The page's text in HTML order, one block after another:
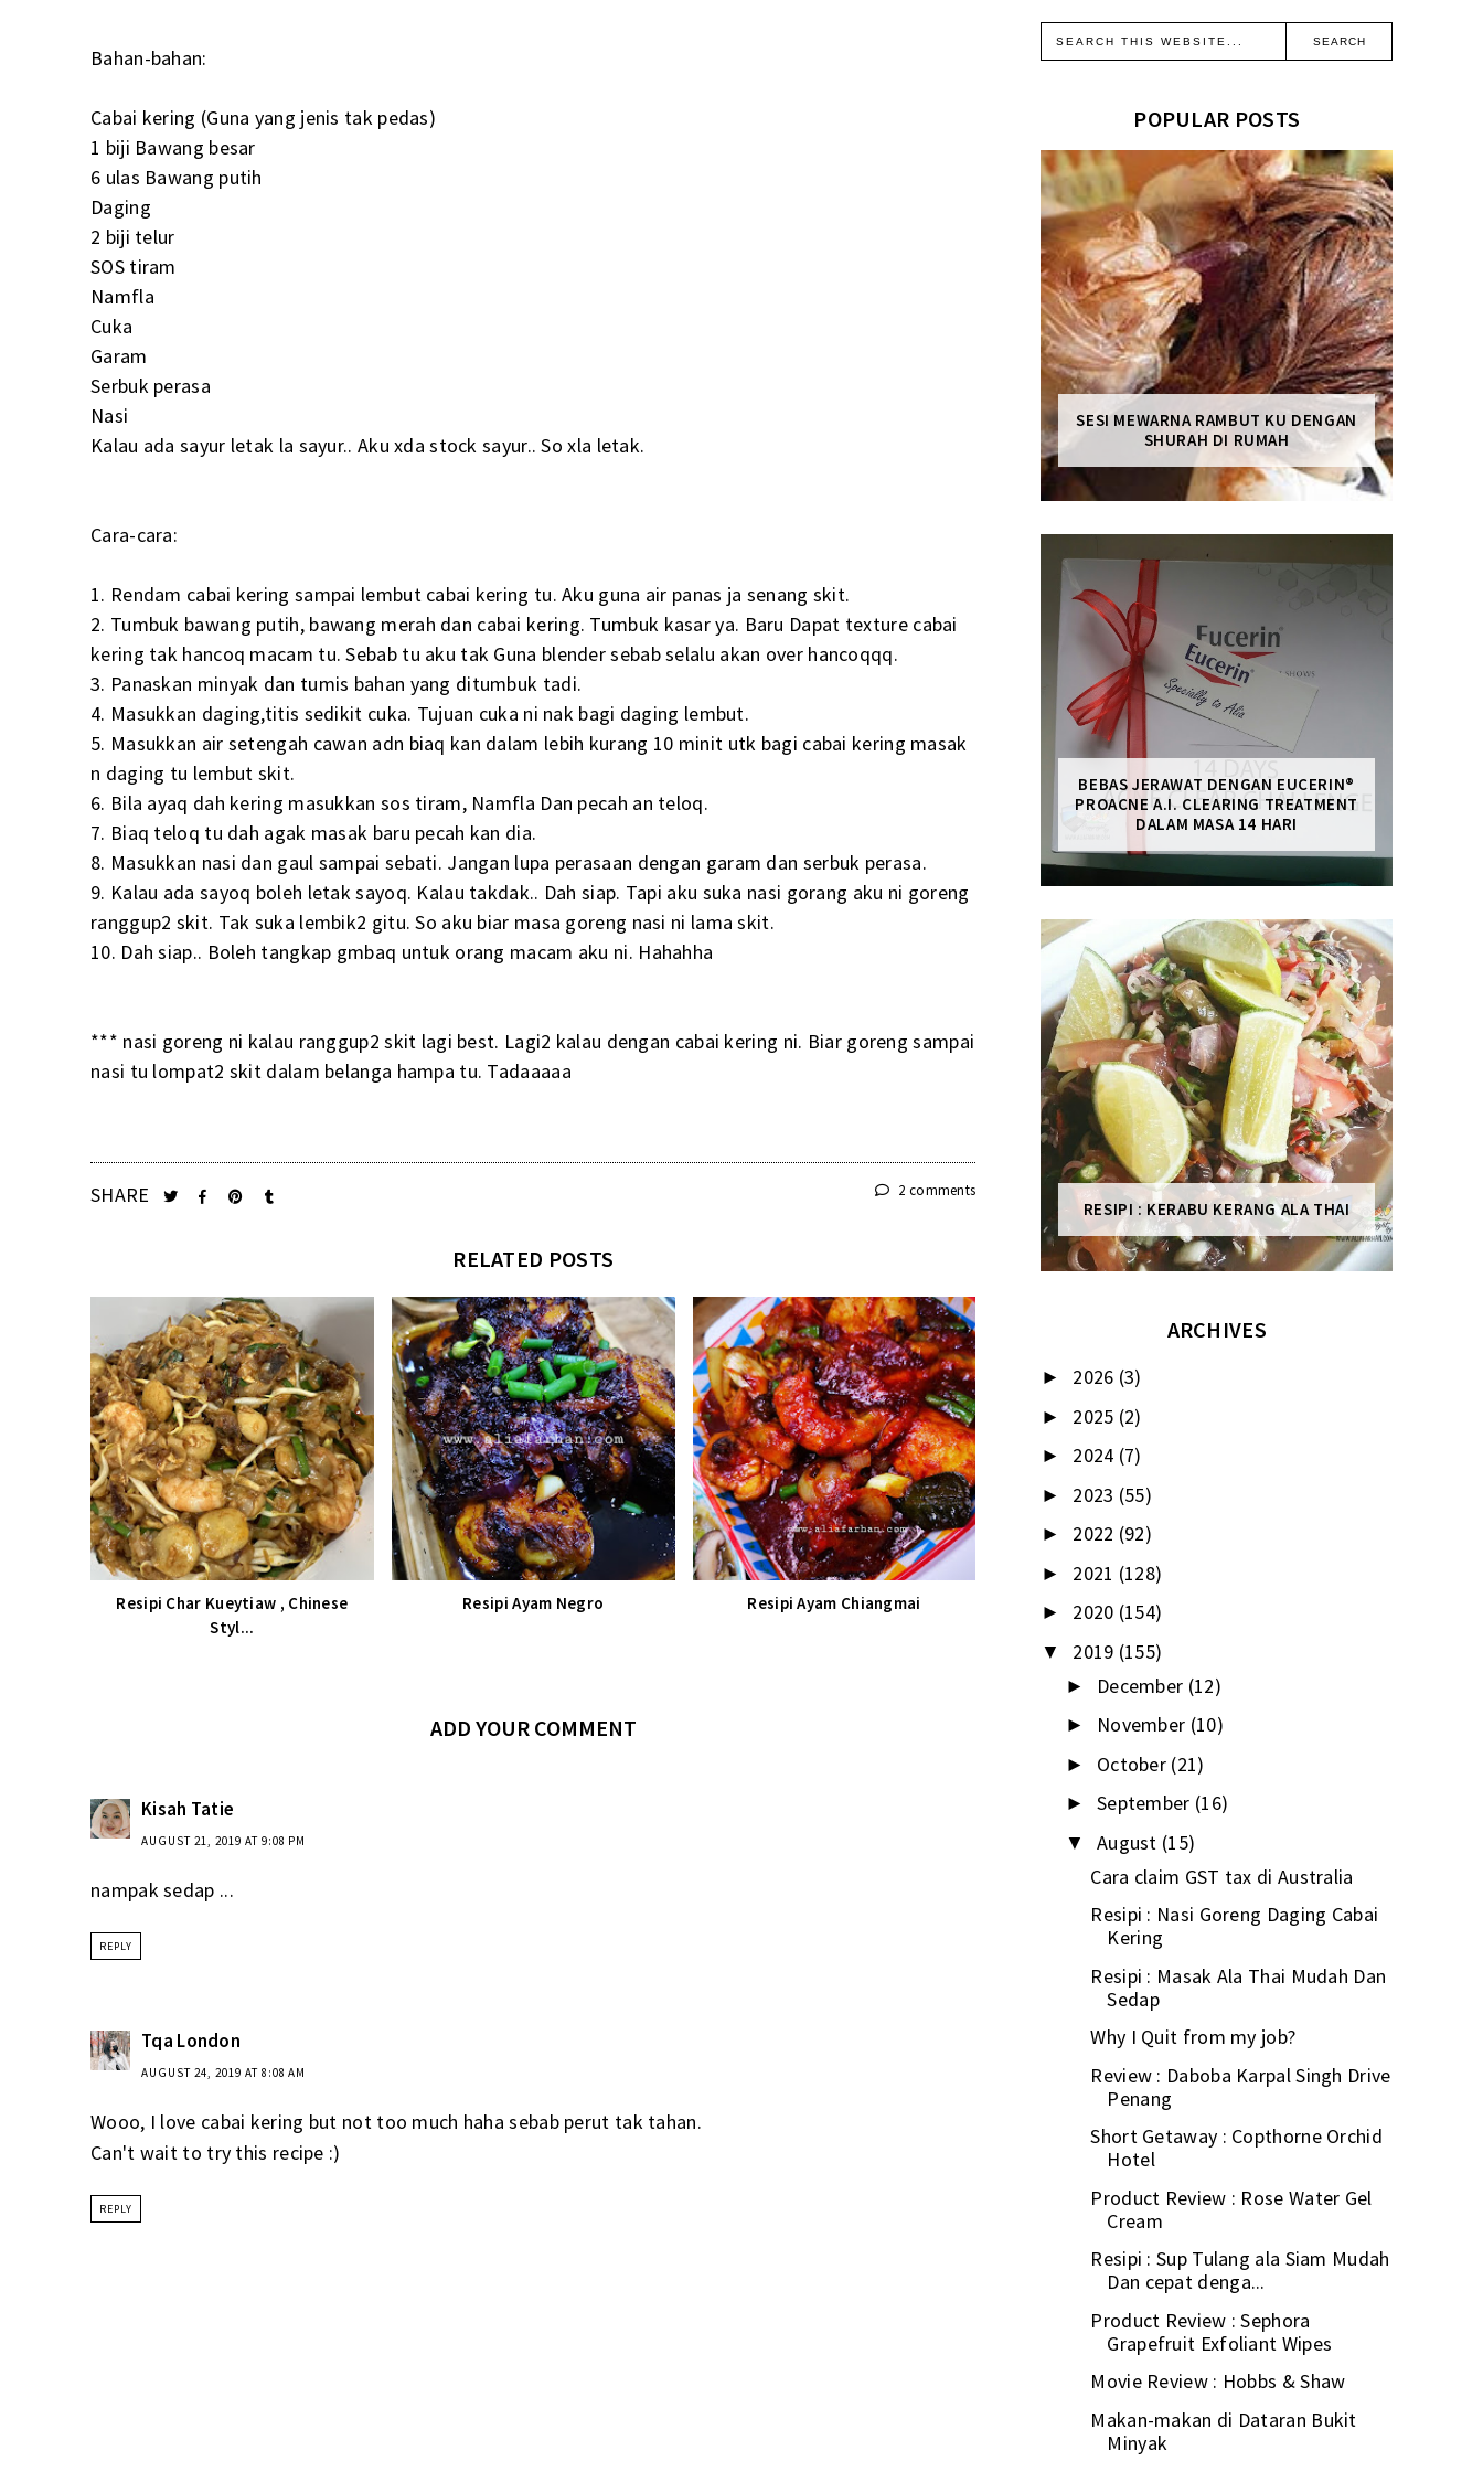
Bahan-bahan:
Cabai kering (Guna yang jenis tak pedas)
1 biji Bawang besar
6 ulas Bawang putih
Daging
2 biji telur
SOS tiram
Namfla
Cuka
Garam
Serbuk perasa
Nasi
Kalau ada sayur letak la sayur.. Aku xda stock sayur.. So xla letak.
Cara-cara:
1. Rendam cabai kering sampai lembut cabai kering tu. Aku guna air panas ja senang skit.
2. Tumbuk bawang putih, bawang merah dan cabai kering. Tumbuk kasar ya. Baru Dapat texture cabai
kering tak hancoq macam tu. Sebab tu aku tak Guna blender sebab selalu akan over hancoqqq.
3. Panaskan minyak dan tumis bahan yang ditumbuk tadi.
4. Masukkan daging,titis sedikit cuka. Tujuan cuka ni nak bagi daging lembut.
5. Masukkan air setengah cawan adn biaq kan dalam lebih kurang 10 minit utk bagi cabai kering masak
n daging tu lembut skit.
6. Bila ayaq dah kering masukkan sos tiram, Namfla Dan pecah an teloq.
7. Biaq teloq tu dah agak masak baru pecah kan dia.
8. Masukkan nasi dan gaul sampai sebati. Jangan lupa perasaan dengan garam dan serbuk perasa.
9. Kalau ada sayoq boleh letak sayoq. Kalau takdak.. Dah siap. Tapi aku suka nasi gorang aku ni goreng
ranggup2 skit. Tak suka lembik2 gitu. So aku biar masa goreng nasi ni lama skit.
10. Dah siap.. Boleh tangkap gmbaq untuk orang macam aku ni. Hahahha
*** nasi goreng ni kalau ranggup2 skit lagi best. Lagi2 kalau dengan cabai kering ni. Biar goreng sampai
nasi tu lompat2 skit dalam belanga hampa tu. Tadaaaaa
SHARE 2 comments
RELATED POSTS
Resipi Char Kueytiaw , Chinese
Styl...
Resipi Ayam Negro Resipi Ayam Chiangmai
ADD YOUR COMMENT
Kisah Tatie
AUGUST 21, 2019 AT 9:08 PM
nampak sedap ...
REPLY
Tqa London
AUGUST 24, 2019 AT 8:08 AM
Wooo, I love cabai kering but not too much haha sebab perut tak tahan.
Can't wait to try this recipe :)
REPLY
POPULAR POSTS
SESI MEWARNA RAMBUT KU DENGAN
SHURAH DI RUMAH
BEBAS JERAWAT DENGAN EUCERIN®
PROACNE A.I. CLEARING TREATMENT
DALAM MASA 14 HARI
RESIPI : KERABU KERANG ALA THAI
ARCHIVES
► 2026 (3)
► 2025 (2)
► 2024 (7)
► 2023 (55)
► 2022 (92)
► 2021 (128)
► 2020 (154)
▼ 2019 (155)
► December (12)
► November (10)
► October (21)
► September (16)
▼ August (15)
Cara claim GST tax di Australia
Resipi : Nasi Goreng Daging Cabai
Kering
Resipi : Masak Ala Thai Mudah Dan
Sedap
Why I Quit from my job?
Review : Daboba Karpal Singh Drive
Penang
Short Getaway : Copthorne Orchid
Hotel
Product Review : Rose Water Gel
Cream
Resipi : Sup Tulang ala Siam Mudah
Dan cepat denga...
Product Review : Sephora
Grapefruit Exfoliant Wipes
Movie Review : Hobbs & Shaw
Makan-makan di Dataran Bukit
Minyak